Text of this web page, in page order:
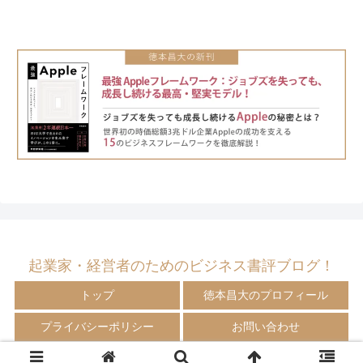
起業家・経営者のためのビジネス書評ブログ！
トップ 徳本昌大のプロフィール
プライバシーポリシー お問い合わせ
© 2009-2024 徳本昌大の書評ブログ！